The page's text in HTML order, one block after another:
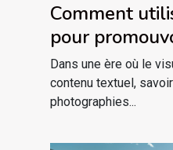
Comment
pour
immobilières
Dans une ère où le
contenu textuel,
photographies...